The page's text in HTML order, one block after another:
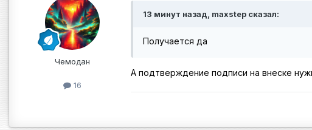
Чемодан
16
13 минут назад, maxstep сказал:
Получается да
А подтверждение подписи на внеске